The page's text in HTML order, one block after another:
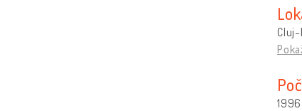
1996